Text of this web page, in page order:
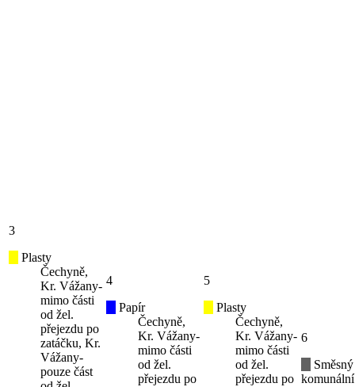
3
Plasty
Čechyně,
Kr. Vážany-
mimo části
od žel.
přejezdu po
zatáčku, Kr.
Vážany-
pouze část
4
Papír
Čechyně,
Kr. Vážany-
mimo části
od žel.
přejezdu po
5
Plasty
Čechyně,
Kr. Vážany-
mimo části
od žel.
přejezdu po
6
Směsný
komunální